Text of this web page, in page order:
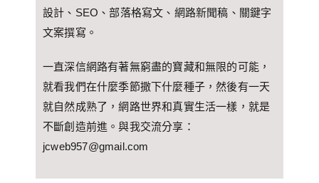
設計、SEO、部落格寫文、網路新聞稿、關鍵字
文案撰寫。
一直深信網路有著無窮盡的寶藏和無限的可能，
就看我們在什麼季節撒下什麼種子，然後有一天
就自然成熟了，網路世界和真實生活一樣，就是
不斷創造前進。與我交流分享：
jcweb957@gmail.com